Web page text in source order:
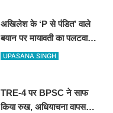
अखिलेश के ‘P से पंडित’ वाले
बयान पर मायावती का पलटवार,
सपा को बताया ‘गिरगिट की तरह
UPASANA SINGH
TRE-4 पर BPSC ने साफ
किया रुख, अधियाचना वापस